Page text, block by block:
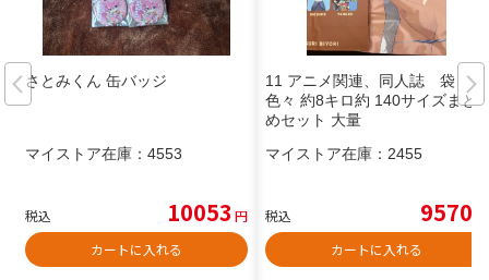
さとみくん 缶バッジ
マイストア在庫： 4553
税込 10053 円
カートに入れる
11 アニメ関連、同人誌 袋
色々 約8キロ約 140サイズまと
めセット 大量
マイストア在庫： 2455
税込 9570
カートに入れる